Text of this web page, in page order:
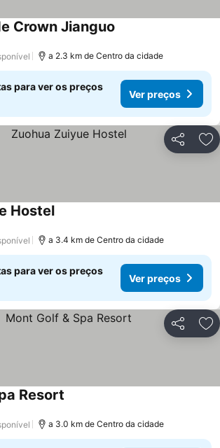
Crown Jianguo
a 2.3 km de Centro da cidade
para ver os preços
Ver preços
Partilhar
HostelVer preços
a 3.4 km de Centro da cidade
para ver os preços
Ver preços
Partilhar
Resort
a 3.0 km de Centro da cidade